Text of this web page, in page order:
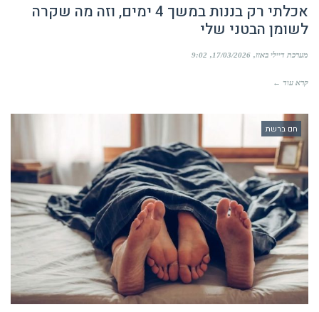
אכלתי רק בננות במשך 4 ימים, וזה מה שקרה
לשומן הבטני שלי
מערכת דיילי באזז 17/03/2026
9:02
קרא עוד ←
חם ברשת